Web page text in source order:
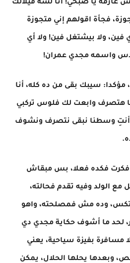
يا صبحي! أنا لسه قيلالك
فجأة اقولهم إني متجوزة
ولا بيشتغل فين! ولا أي
واسمه مجدي عمران!
مؤكدا: سيبك بقى من ده كله، أنا
هتصرف وابعت لك فلوس تركبي
وأنتِ وسطنا نبقى نتصرف ونشوف
فكده فعلا، بس مبقاش
مع الولد وفيه تقدم فحالته،
وده مش فمصلحته، واهو
ما أشوف حكاية مجدي دي
مسافرة بفيزة سياحية، يعني
وبعدها يحلها الحلال، يمكن